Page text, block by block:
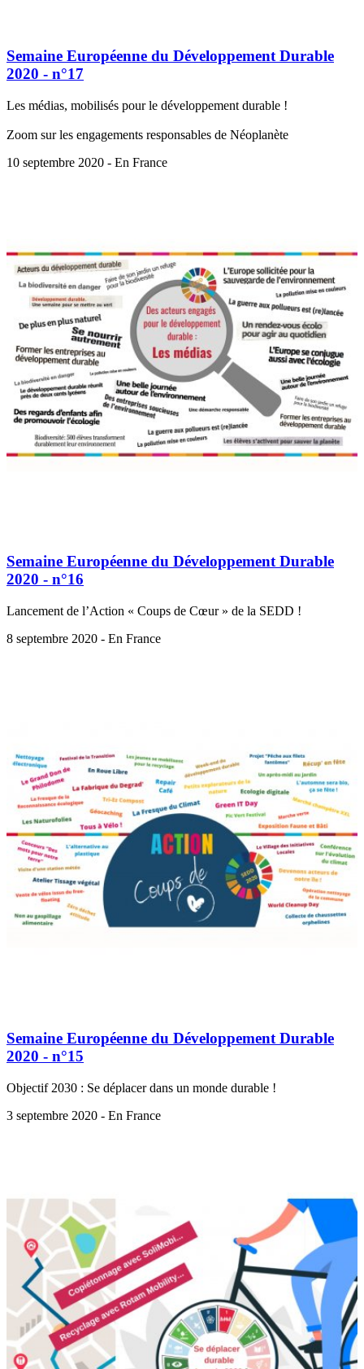
Semaine Européenne du Développement Durable
2020 - n°17
Les médias, mobilisés pour le développement durable !
Zoom sur les engagements responsables de Néoplanète
10 septembre 2020 - En France
Semaine Européenne du Développement Durable
2020 - n°16
Lancement de l’Action « Coups de Cœur » de la SEDD !
8 septembre 2020 - En France
Semaine Européenne du Développement Durable
2020 - n°15
Objectif 2030 : Se déplacer dans un monde durable !
3 septembre 2020 - En France